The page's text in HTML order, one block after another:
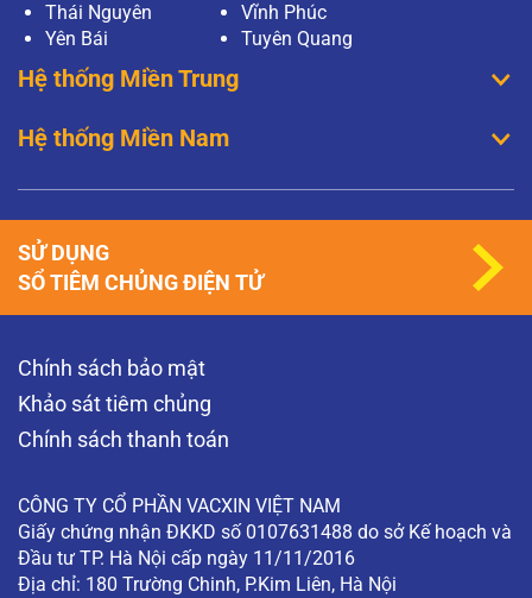
Thái Nguyên
Vĩnh Phúc
Yên Bái
Tuyên Quang
Hệ thống Miền Trung
Hệ thống Miền Nam
Chính sách bảo mật
Khảo sát tiêm chủng
Chính sách thanh toán
CÔNG TY CỔ PHẦN VACXIN VIỆT NAM
Giấy chứng nhận ĐKKD số 0107631488 do sở Kế hoạch và
Đầu tư TP. Hà Nội cấp ngày 11/11/2016
Địa chỉ: 180 Trường Chinh, P.Kim Liên, Hà Nội
SỬ DỤNG
SỔ TIÊM CHỦNG ĐIỆN TỬ